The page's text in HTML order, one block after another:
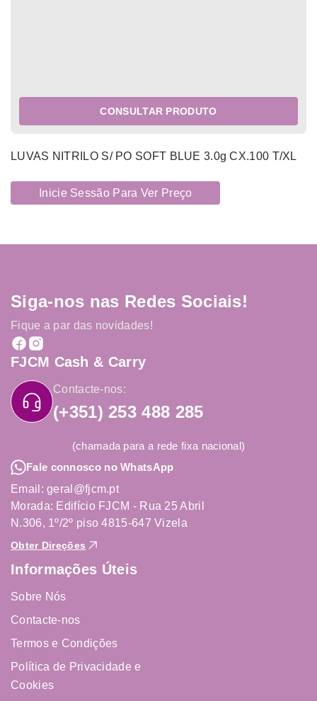
CONSULTAR PRODUTO
LUVAS NITRILO S/ PO SOFT BLUE 3.0g CX.100 T/XL
Inicie Sessão Para Ver Preço
Siga-nos nas Redes Sociais!
Fique a par das novidades!
FJCM Cash & Carry
Contacte-nos:
(+351) 253 488 285
(chamada para a rede fixa nacional)
Fale connosco no WhatsApp
Email: geral@fjcm.pt
Morada: Edifício FJCM - Rua 25 Abril
N.306, 1º/2º piso 4815-647 Vizela
Obter Direções
Informações Úteis
Sobre Nós
Contacte-nos
Termos e Condições
Política de Privacidade e
Cookies